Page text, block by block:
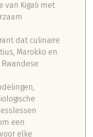
van Kigali met
dat culinaire
Marokko en
een
elke